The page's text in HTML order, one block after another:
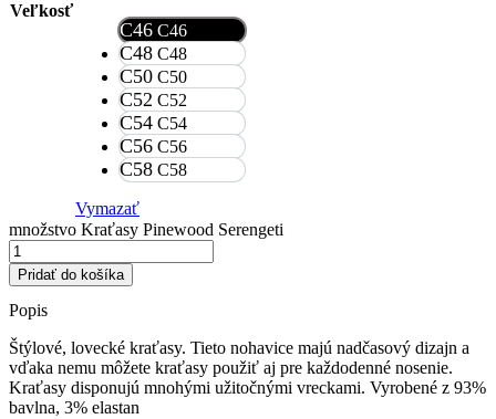
Veľkosť
C46 C46
C48 C48
C50 C50
C52 C52
C54 C54
C56 C56
C58 C58
Vymazať
množstvo Kraťasy Pinewood Serengeti
Pridať do košíka
Popis
Štýlové, lovecké kraťasy. Tieto nohavice majú nadčasový dizajn a
vďaka nemu môžete kraťasy použiť aj pre každodenné nosenie.
Kraťasy disponujú mnohými užitočnými vreckami. Vyrobené z 93%
bavlna, 3% elastan